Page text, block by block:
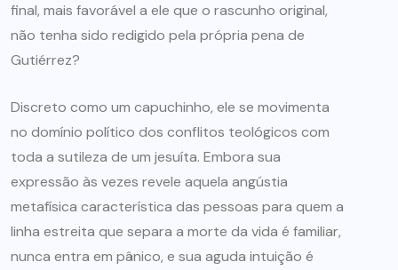
final, mais favorável a ele que o rascunho original,
não tenha sido redigido pela própria pena de
Gutiérrez?
Discreto como um capuchinho, ele se movimenta
no domínio político dos conflitos teológicos com
toda a sutileza de um jesuíta. Embora sua
expressão às vezes revele aquela angústia
metafísica característica das pessoas para quem a
linha estreita que separa a morte da vida é familiar,
nunca entra em pânico, e sua aguda intuição é